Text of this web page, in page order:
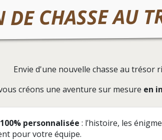
DE CHASSE AU
Envie d'une nouvelle chasse au trésor
créons une aventure sur mesure en
personnalisée : l’histoire, les
pour votre équipe.